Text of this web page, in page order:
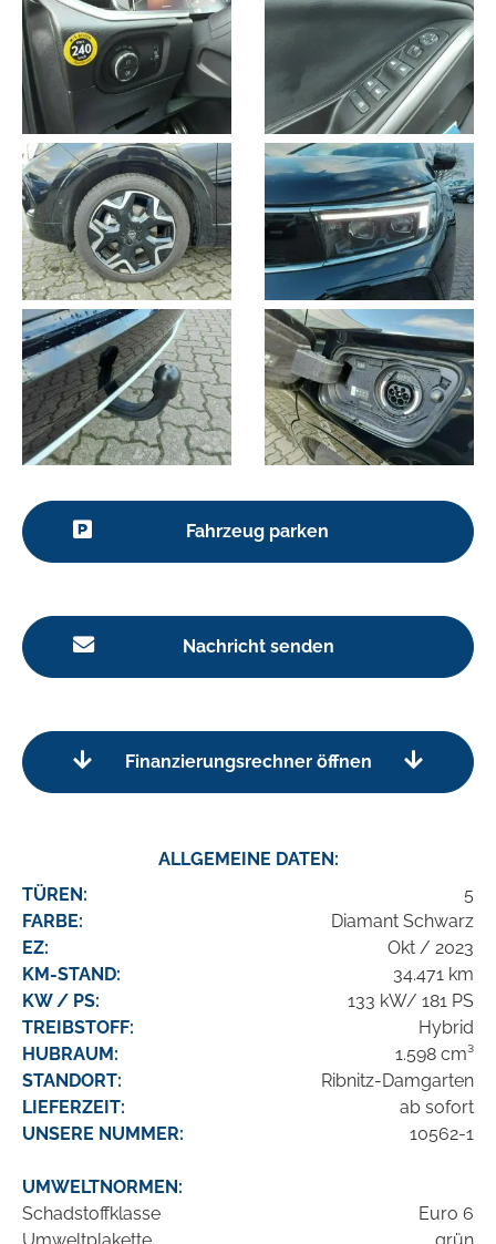
Fahrzeug parken
Nachricht senden
Finanzierungsrechner öffnen
ALLGEMEINE DATEN:
TÜREN:
5
FARBE:
Diamant Schwarz
EZ:
Okt / 2023
KM-STAND:
34.471 km
KW / PS:
133 kW/ 181 PS
TREIBSTOFF:
Hybrid
HUBRAUM:
1.598 cm³
STANDORT:
Ribnitz-Damgarten
LIEFERZEIT:
ab sofort
UNSERE NUMMER:
10562-1
UMWELTNORMEN:
Schadstoffklasse
Euro 6